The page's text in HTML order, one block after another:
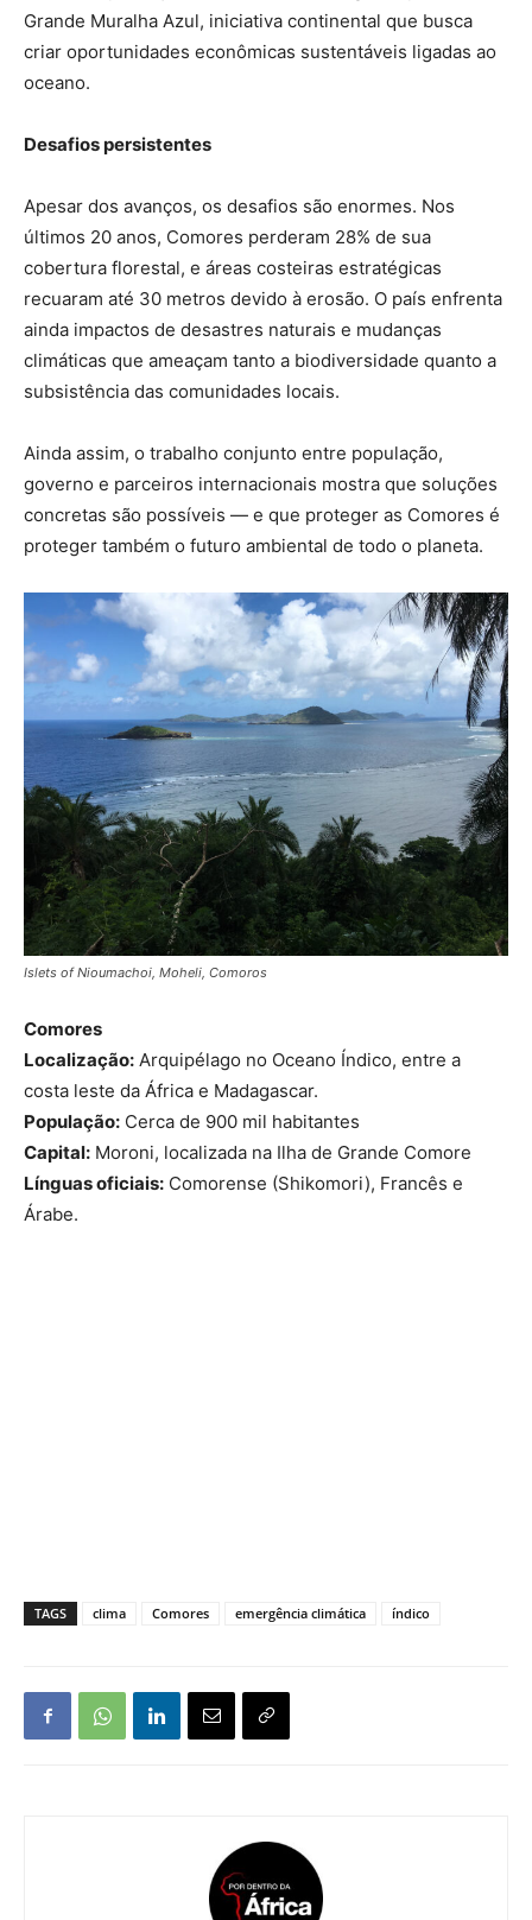
Grande Muralha Azul, iniciativa continental que busca
criar oportunidades econômicas sustentáveis ligadas ao
oceano.
Desafios persistentes
Apesar dos avanços, os desafios são enormes. Nos
últimos 20 anos, Comores perderam 28% de sua
cobertura florestal, e áreas costeiras estratégicas
recuaram até 30 metros devido à erosão. O país enfrenta
ainda impactos de desastres naturais e mudanças
climáticas que ameaçam tanto a biodiversidade quanto a
subsistência das comunidades locais.
Ainda assim, o trabalho conjunto entre população,
governo e parceiros internacionais mostra que soluções
concretas são possíveis — e que proteger as Comores é
proteger também o futuro ambiental de todo o planeta.
Islets of Nioumachoi, Moheli, Comoros
Comores
Localização: Arquipélago no Oceano Índico, entre a
costa leste da África e Madagascar.
População: Cerca de 900 mil habitantes
Capital: Moroni, localizada na Ilha de Grande Comore
Línguas oficiais: Comorense (Shikomori), Francês e
Árabe.
TAGS clima Comores emergência climática índico